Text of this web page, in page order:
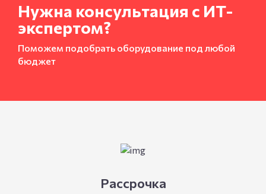
Нужна консультация с ИТ-
экспертом?
Поможем подобрать оборудование под любой
бюджет
Рассрочка